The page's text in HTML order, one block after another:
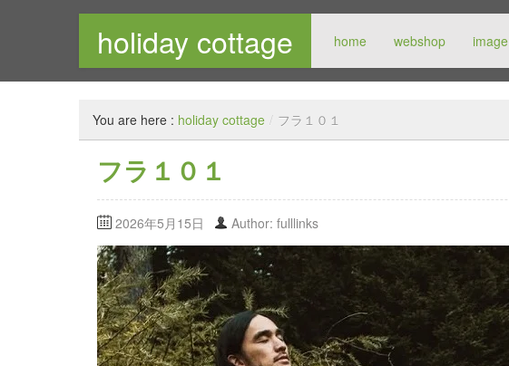
holiday cottage home webshop image
メンズセレクトショップ
You are here : holiday cottage / フラ１０１
フラ１０１
2026年5月15日 Author: fulllinks